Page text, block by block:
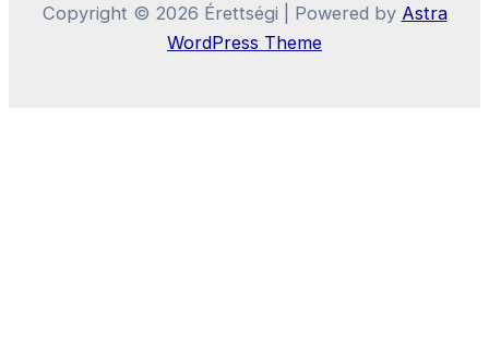
Copyright © 2026 Érettségi | Powered by Astra
WordPress Theme